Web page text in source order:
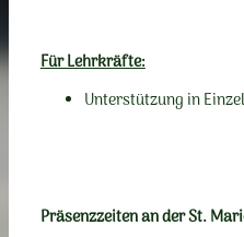
Für Lehrkräfte:
Unterstützung in
Präsenzzeiten an der St.